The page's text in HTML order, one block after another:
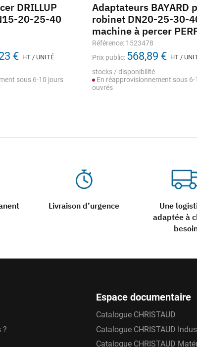
Livraison d’urgence
Une
adaptée à
DRILLUP
20-25-40
€ HT / UNITÉ
sous 6-10 jours
Adaptateurs BAYARD
robinet DN20-25-30-
machine à percer
Référence: 1523478
Prix public: 568,89 € HT /
stocks / disponibilité
En réapprovisionnement sous
ouvrés
?
Espace documentaire
Catalogue CHRISTAUD
Catalogue CHRISTAUD
Catalogue CHRISTAUD